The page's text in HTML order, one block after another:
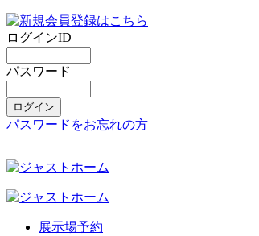
ログインID
パスワード
パスワードをお忘れの方
展示場予約